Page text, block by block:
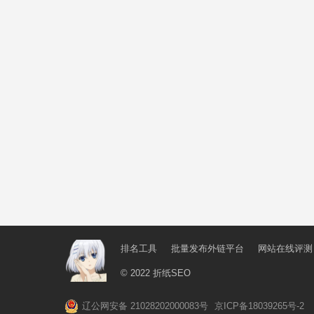
排名工具 批量发布外链平台 网站在线评测
© 2022 折纸SEO
辽公网安备 21028202000083号 京ICP备18039265号-2